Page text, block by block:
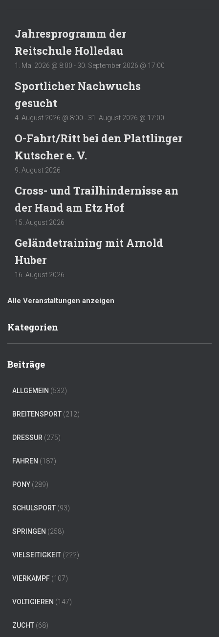
Jahresprogramm der
Reitschule Holledau
1. Mai 2026 @ 8:00 - 30. September 2026 @ 17:00
Sportlicher Nachwuchs
gesucht
4. August 2026 @ 8:00 - 31. August 2026 @ 17:00
O-Fahrt/Ritt bei den Plattlinger
Kutscher e. V.
9. August 2026
Cross- und Trailhindernisse an
der Hand am Etz Hof
15. August 2026
Geländetraining mit Arnold
Huber
16. August 2026
Alle Veranstaltungen anzeigen
Kategorien
Beiträge
ALLGEMEIN (532)
BREITENSPORT (212)
DRESSUR (275)
FAHREN (187)
PONY (289)
SCHULSPORT (93)
SPRINGEN (258)
VIELSEITIGKEIT (222)
VIERKAMPF (107)
VOLTIGIEREN (147)
ZUCHT (68)